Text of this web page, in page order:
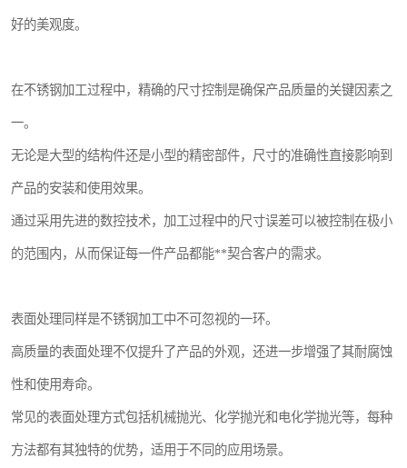
好的美观度。
在不锈钢加工过程中，精确的尺寸控制是确保产品质量的关键因素之
一。
无论是大型的结构件还是小型的精密部件，尺寸的准确性直接影响到
产品的安装和使用效果。
通过采用先进的数控技术，加工过程中的尺寸误差可以被控制在极小
的范围内，从而保证每一件产品都能**契合客户的需求。
表面处理同样是不锈钢加工中不可忽视的一环。
高质量的表面处理不仅提升了产品的外观，还进一步增强了其耐腐蚀
性和使用寿命。
常见的表面处理方式包括机械抛光、化学抛光和电化学抛光等，每种
方法都有其独特的优势，适用于不同的应用场景。